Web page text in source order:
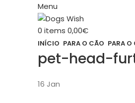
Menu
0 items 0,00€
INÍCIO PARA O CÃO PARA O
pet-head-
16 Jan